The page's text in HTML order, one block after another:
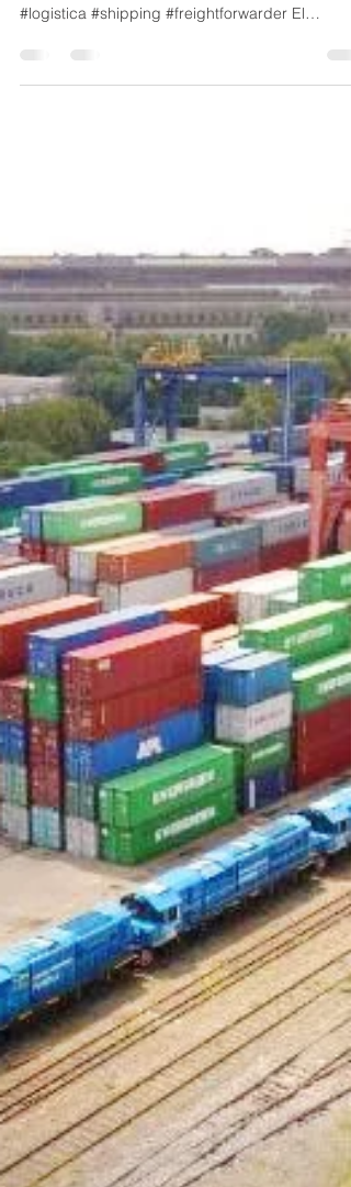
#forwarder #importaciones #comercioexterior
#logistica #shipping #freightforwarder El
repunte...